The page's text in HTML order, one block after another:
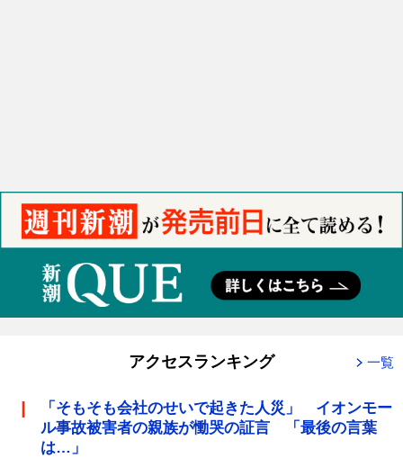
アクセスランキング 一覧
「そもそも会社のせいで起きた人災」 イオンモー
ル事故被害者の親族が慟哭の証言 「最後の言葉
は…」